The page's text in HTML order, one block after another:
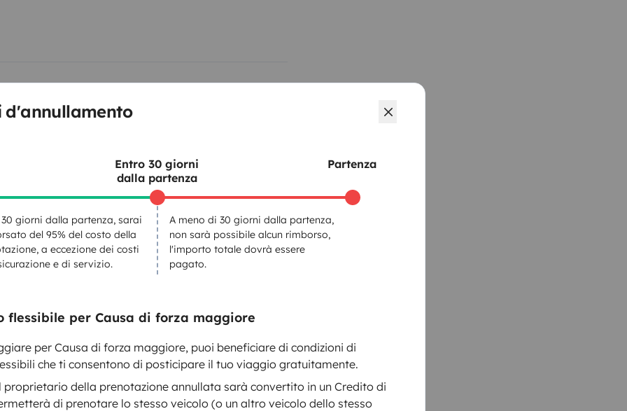
d'annullamento
30 giorni dalla partenza, sarai
del 95% del costo della
a eccezione dei costi
e di servizio.
Entro 30 giorni
dalla partenza
A meno di 30 giorni dalla partenza,
non sarà possibile alcun rimborso,
l'importo totale dovrà essere
pagato.
Partenza
flessibile per Causa di forza maggiore
per Causa di forza maggiore, puoi beneficiare di condizioni di
che ti consentono di posticipare il tuo viaggio gratuitamente.
proprietario della prenotazione annullata sarà convertito in un Credito di
di prenotare lo stesso veicolo (o un altro veicolo dello stesso
gaz
CENTRALISEE AVEC
- STORE D’OCCULTATION
100x200 cm
Letti 5
Letto tetto sollevabile
165x200 cm
Set di stoviglie
Cruise control